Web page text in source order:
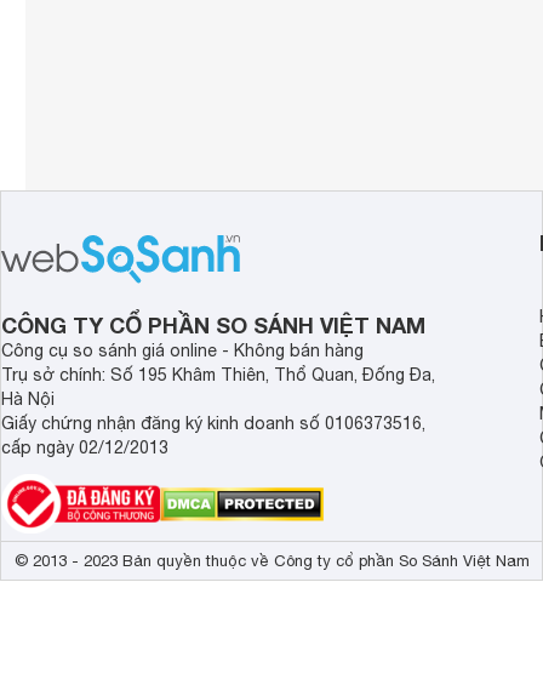
CÔNG TY CỔ PHẦN SO SÁNH VIỆT NAM
Công cụ so sánh giá online - Không bán hàng
Trụ sở chính: Số 195 Khâm Thiên, Thổ Quan, Đống Đa,
Hà Nội
Giấy chứng nhận đăng ký kinh doanh số 0106373516,
cấp ngày 02/12/2013
© 2013 - 2023 Bản quyền thuộc về Công ty cổ phần So Sánh Việt Nam